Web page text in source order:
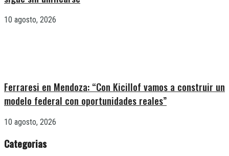
10 agosto, 2026
Ferraresi en Mendoza: “Con Kicillof vamos a construir un
modelo federal con oportunidades reales”
10 agosto, 2026
Categorias